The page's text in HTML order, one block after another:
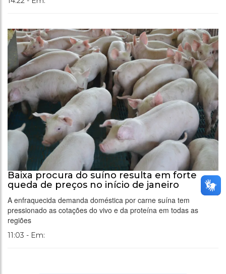
Baixa procura do suíno resulta em forte
queda de preços no início de janeiro
A enfraquecida demanda doméstica por carne suína tem
pressionado as cotações do vivo e da proteína em todas as
regiões
11:03 - Em: